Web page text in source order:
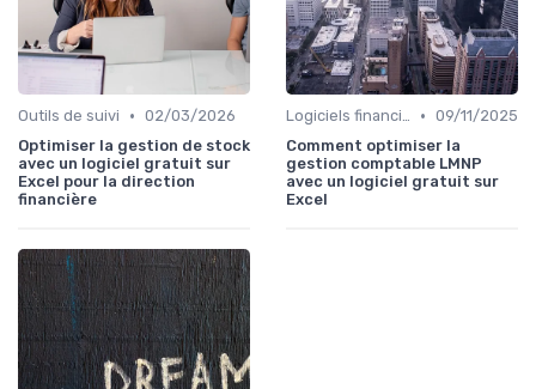
Outils de suivi • 02/03/2026
Optimiser la gestion de stock
avec un logiciel gratuit sur
Excel pour la direction
financière
Logiciels financiers • 09/11/2025
Comment optimiser la
gestion comptable LMNP
avec un logiciel gratuit sur
Excel